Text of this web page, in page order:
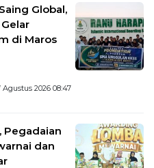
Global,
di Maros
Agustus 2026 08:47
Pegadaian
dan